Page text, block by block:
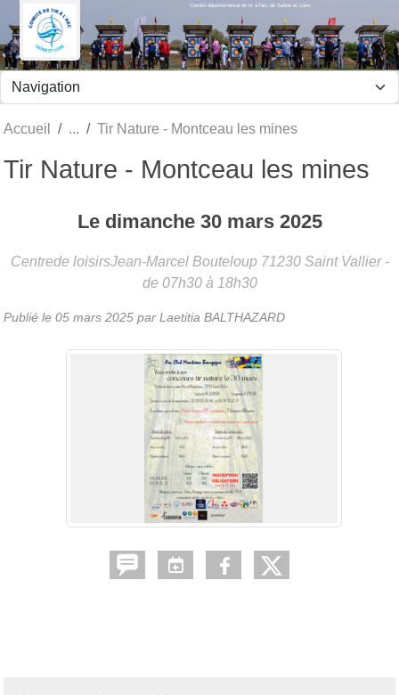
Comité départemental de tir à l'arc de Saône et Loire
Accueil Tir Nature - Montceau les mines
Tir Nature - Montceau les mines
Le dimanche 30 mars 2025
Centrede loisirsJean-Marcel Bouteloup 71230 Saint Vallier -
de 07h30 à 18h30
Publié le 05 mars 2025 par Laetitia BALTHAZARD
Panneau de gestion des cookies